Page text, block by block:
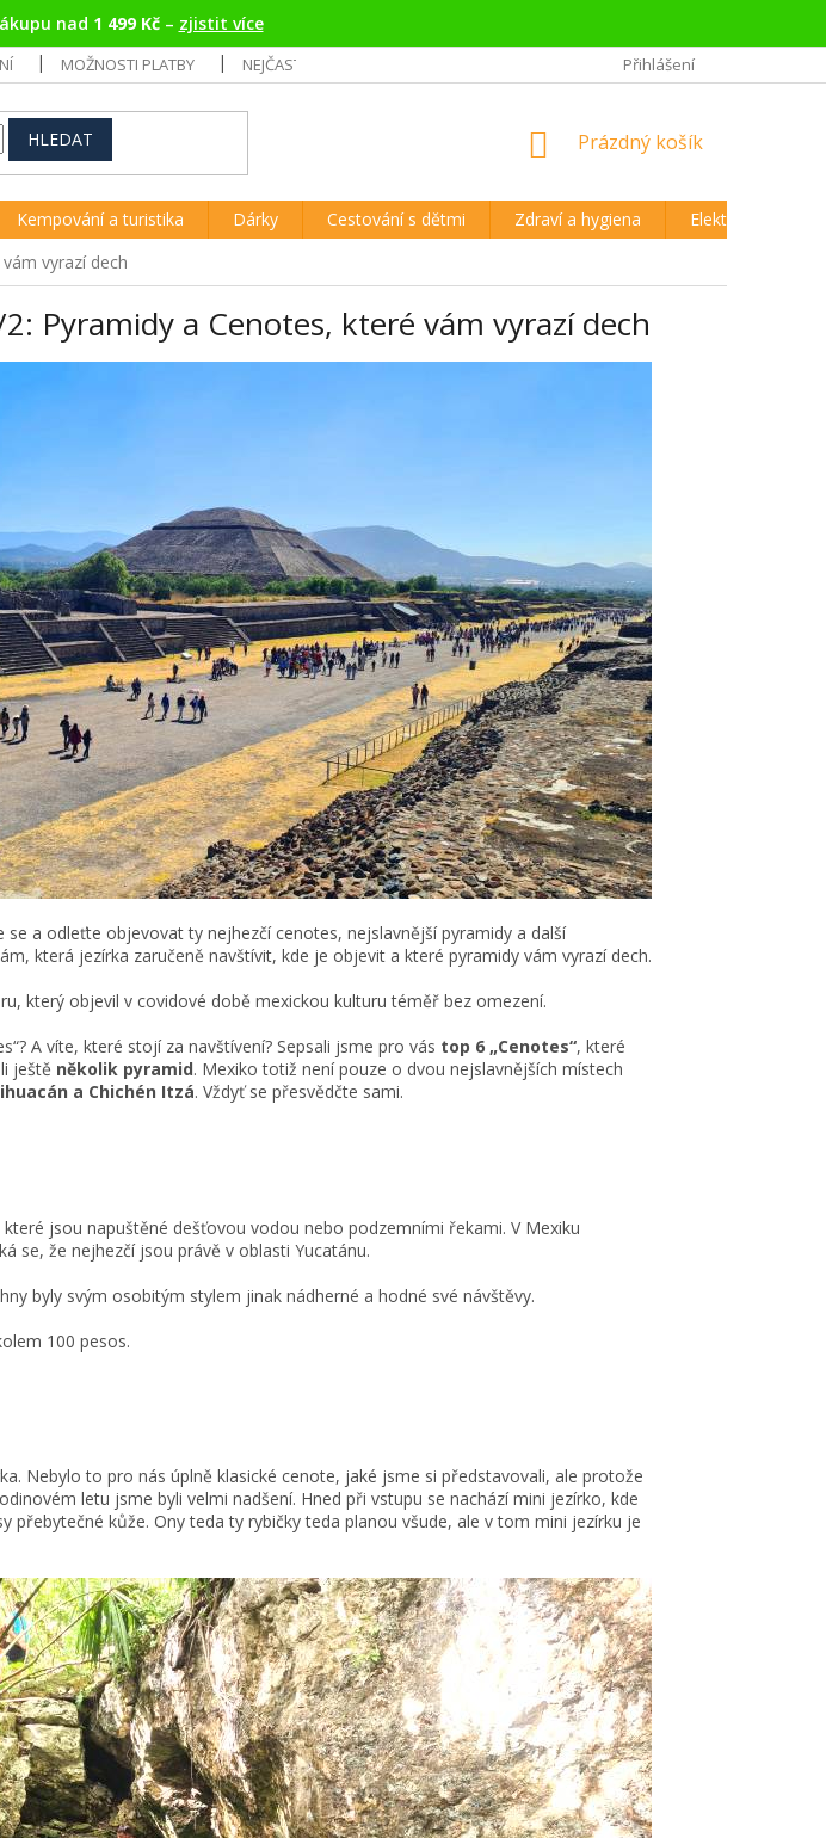
nad 1 499 Kč– zjistit více
MOŽNOSTI PLATBY NEJČASTĚJŠÍ OTÁZKY CESTOVATELŮ REKLAMAČNÍ ŘÁD A VRÁCENÍ ZBOŽÍ
Přihlášení
HLEDAT
NÁKUPNÍ
Prázdný košík
Kempování a turistika Dárky Cestování s dětmi Zdraví a hygiena Elektronika
vyrazí dech
Pyramidy a Cenotes, které vám vyrazí dech
se a odleťte objevovat ty nejhezčí cenotes, nejslavnější pyramidy a další
která jezírka zaručeně navštívit, kde je objevit a které pyramidy vám vyrazí dech.
který objevil v covidové době mexickou kulturu téměř bez omezení.
A víte, které stojí za navštívení? Sepsali jsme pro vás top 6 „Cenotes“, které
ještě několik pyramid. Mexiko totiž není pouze o dvou nejslavnějších místech
a Chichén Itzá. Vždyť se přesvědčte sami.
jsou napuštěné dešťovou vodou nebo podzemními řekami. V Mexiku
se, že nejhezčí jsou právě v oblasti Yucatánu.
byly svým osobitým stylem jinak nádherné a hodné své návštěvy.
100 pesos.
Nebylo to pro nás úplně klasické cenote, jaké jsme si představovali, ale protože
letu jsme byli velmi nadšení. Hned při vstupu se nachází mini jezírko, kde
přebytečné kůže. Ony teda ty rybičky teda planou všude, ale v tom mini jezírku je